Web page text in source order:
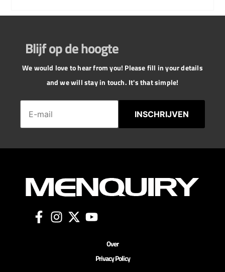
Blijf op de hoogte
We would love to hear from you! Please fill in your details
and we will stay in touch. It's that simple!
INSCHRIJVEN
Over
Privacy Policy